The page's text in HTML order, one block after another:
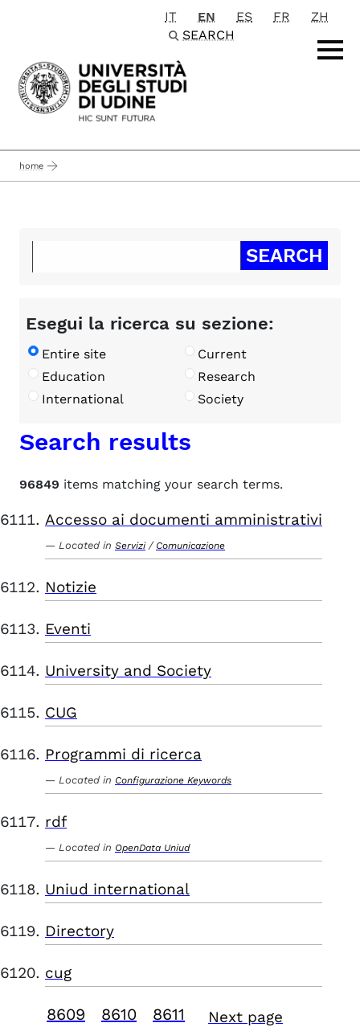
Passa al contenuto principale
IT EN ES FR
ZH
SEARCH
home
Esegui la ricerca su sezione:
Entire site
Current
Education
Research
International
Society
Search results
96849 items matching your search terms.
Accesso ai documenti amministrativi
Located in Servizi / Comunicazione
Notizie
Eventi
University and Society
CUG
Programmi di ricerca
Located in Configurazione Keywords
rdf
Located in OpenData Uniud
Uniud international
Directory
cug
8609 8610 8611 Next page